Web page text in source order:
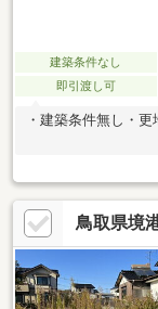
建築条件なし
即引渡し可
・建築条件無し・
鳥取県境